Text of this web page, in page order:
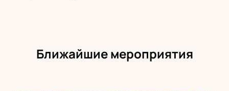
Ближайшие мероприятия